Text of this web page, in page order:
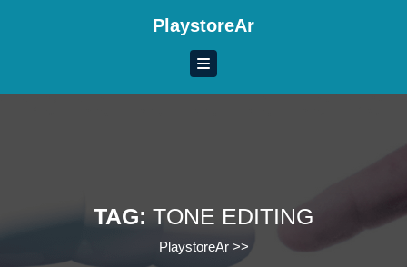
PlaystoreAr
TAG: TONE EDITING
PlaystoreAr>>